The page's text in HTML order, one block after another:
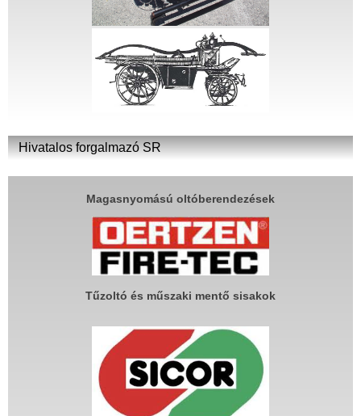
Hivatalos forgalmazó SR
Magasnyomású oltóberendezések
Tűzoltó és műszaki mentő sisakok